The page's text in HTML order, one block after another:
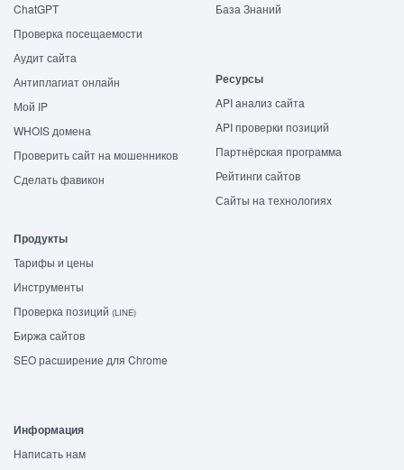
ChatGPT
Проверка посещаемости
Аудит сайта
Антиплагиат онлайн
Мой IP
WHOIS домена
Проверить сайт на мошенников
Сделать фавикон
База Знаний
Ресурсы
API анализ сайта
API проверки позиций
Партнёрская программа
Рейтинги сайтов
Сайты на технологиях
Продукты
Тарифы и цены
Инструменты
Проверка позиций (LINE)
Биржа сайтов
SEO расширение для Chrome
Информация
Написать нам